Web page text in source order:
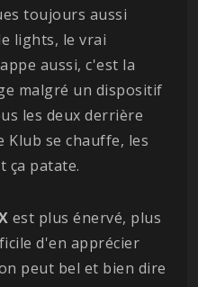
toujours aussi
lights, le vrai
aussi, c'est la
malgré un dispositif
les deux derrière
Klub se chauffe, les
ça patate.
est plus énervé, plus
d'en apprécier
peut bel et bien dire